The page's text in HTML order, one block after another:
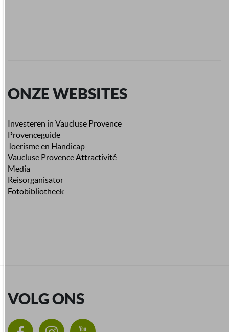
ONZE WEBSITES
Investeren in Vaucluse Provence
Provenceguide
Toerisme en Handicap
Vaucluse Provence Attractivité
Media
Reisorganisator
Fotobibliotheek
VOLG ONS